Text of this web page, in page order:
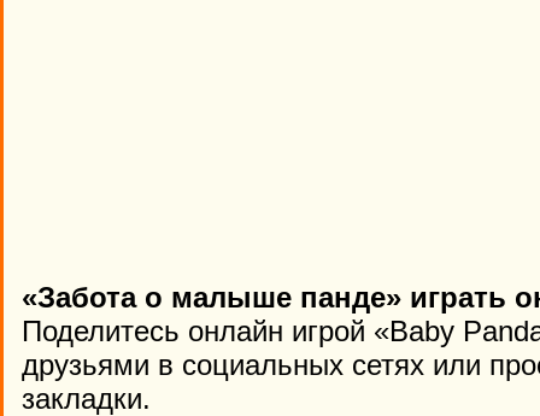
«Забота о малыше панде» играть
Поделитесь онлайн игрой «Baby
друзьями в социальных сетях или
закладки.